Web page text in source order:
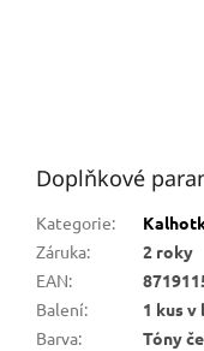
Doplňkové
Kategorie:
Záruka:
2 roky
EAN:
Balení:
1 kus v
Barva:
Tóny